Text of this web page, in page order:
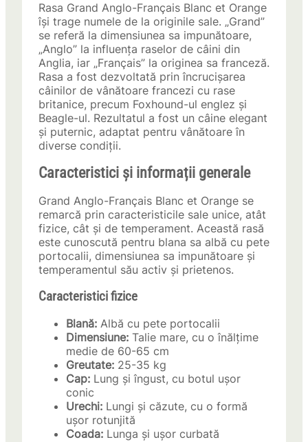
Rasa Grand Anglo-Français Blanc et Orange
își trage numele de la originile sale. „Grand”
se referă la dimensiunea sa impunătoare,
„Anglo” la influența raselor de câini din
Anglia, iar „Français” la originea sa franceză.
Rasa a fost dezvoltată prin încrucișarea
câinilor de vânătoare francezi cu rase
britanice, precum Foxhound-ul englez și
Beagle-ul. Rezultatul a fost un câine elegant
și puternic, adaptat pentru vânătoare în
diverse condiții.
Caracteristici și informații generale
Grand Anglo-Français Blanc et Orange se
remarcă prin caracteristicile sale unice, atât
fizice, cât și de temperament. Această rasă
este cunoscută pentru blana sa albă cu pete
portocalii, dimensiunea sa impunătoare și
temperamentul său activ și prietenos.
Caracteristici fizice
Blană: Albă cu pete portocalii
Dimensiune: Talie mare, cu o înălțime
medie de 60-65 cm
Greutate: 25-35 kg
Cap: Lung și îngust, cu botul ușor
conic
Urechi: Lungi și căzute, cu o formă
ușor rotunjită
Coada: Lunga și ușor curbată